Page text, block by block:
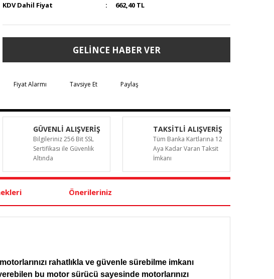
KDV Dahil Fiyat
662,40 TL
GELİNCE HABER VER
Fiyat Alarmı Tavsiye Et Paylaş
GÜVENLİ ALIŞVERİŞ
Bilgileriniz 256 Bit SSL
Sertifikası ile Güvenlik
Altında
TAKSİTLİ ALIŞVERİŞ
Tüm Banka Kartlarına 12
Aya Kadar Varan Taksit
İmkanı
Önerileriniz
rahatlıkla ve güvenle sürebilme imkanı
bu motor sürücü sayesinde motorlarınızı